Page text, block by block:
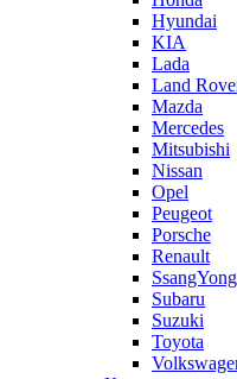
Hyundai
KIA
Lada
Land
Mazda
Mercedes
Mitsubishi
Nissan
Opel
Peugeot
Porsche
Renault
SsangYong
Subaru
Suzuki
Toyota